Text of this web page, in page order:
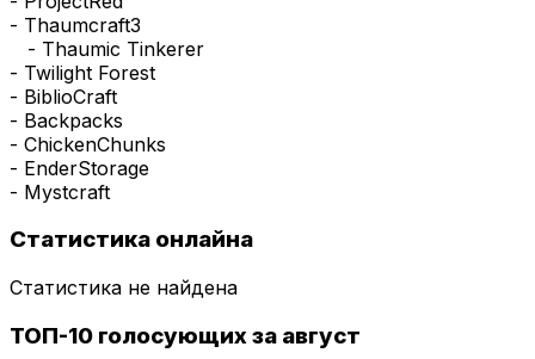
- Thaumcraft3
- Thaumic Tinkerer
- Twilight Forest
- BiblioCraft
- Backpacks
- ChickenChunks
- EnderStorage
- Mystcraft
Статистика онлайна
Статистика не найдена
ТОП-10 голосующих за август